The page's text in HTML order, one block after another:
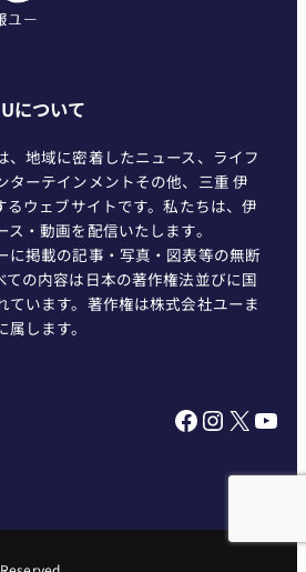
について
、地域に密着したニュース、ライフ
ターテインメントその他、三重 伊
ウェブサイトです。私たちは、伊
・動画を配信いたします。
掲載の記事・写真・図表等の無断
ての内容は日本の著作権法並びに国
ています。著作権は株式会社ユーま
します。
Facebook InstagramX YouTube